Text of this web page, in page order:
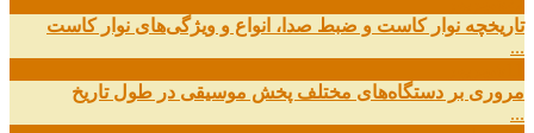
تاریخچه نوار کاست و ضبط صدا، انواع و ویژگی‌های نوار کاست
...
مروری بر دستگاه‌های مختلف پخش موسیقی در طول تاریخ
...